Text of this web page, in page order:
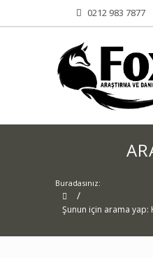
0212 983 7877
Buradasınız:
/
Şunun için arama